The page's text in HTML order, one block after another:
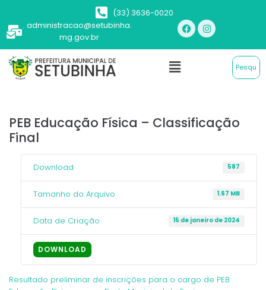
(33) 3636-0020
administracao@setubinha.
mg.gov.br
PEB Educação Física – Classificação
Final
Download 587
Tamanho do Arquivo 1.67 MB
Data de Criação 15 de janeiro de 2024
DOWNLOAD
Resultado preliminar de inscrições para o cargo de PEB